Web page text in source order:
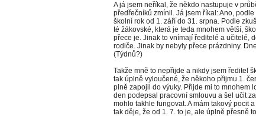
A já jsem neříkal, že někdo nastupuje v
předřečníků zmínil. Já jsem říkal: Ano,
školní rok od 1. září do 31. srpna. Podle
té žákovské, která je teda mnohem větší,
přece je. Jinak to vnímají ředitelé a učitelé,
rodiče. Jinak by nebyly přece prázdniny.
(Týdnů?)
Takže mně to nepřijde a nikdy jsem ředitel
tak úplně vyloučené, že někoho přijmu 1.
plně zapojil do výuky. Přijde mi to mnohem
den podepsal pracovní smlouvu a šel učit
mohlo takhle fungovat. A mám takový pocit
tak děje, že od 1. 7. to je, ale úplně přesně